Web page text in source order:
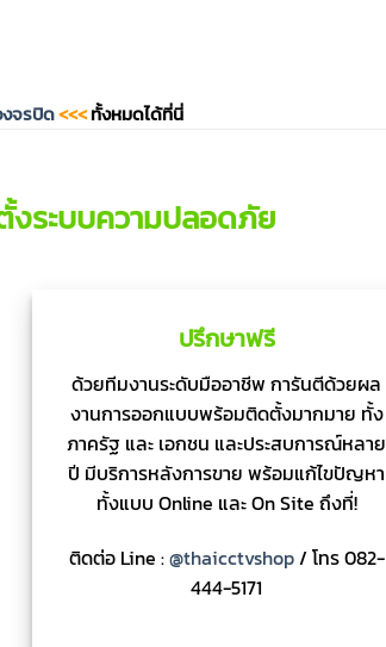
จรปิด<<<ทั้งหมดได้ที่นี่
งระบบความปลอดภัย
ปรึกษาฟรี
ด้วยทีมงานระดับมืออาชีพ การันตีด้วยผล
งานการออกแบบพร้อมติดตั้งมากมาย ทั้ง
ภาครัฐ และ เอกชน และประสบการณ์หลาย
ปี มีบริการหลังการขาย พร้อมแก้ไขปัญหา
ทั้งแบบ Online และ On Site ถึงที่!
ติดต่อ Line :@thaicctvshop/ โทร 082-
444-5171